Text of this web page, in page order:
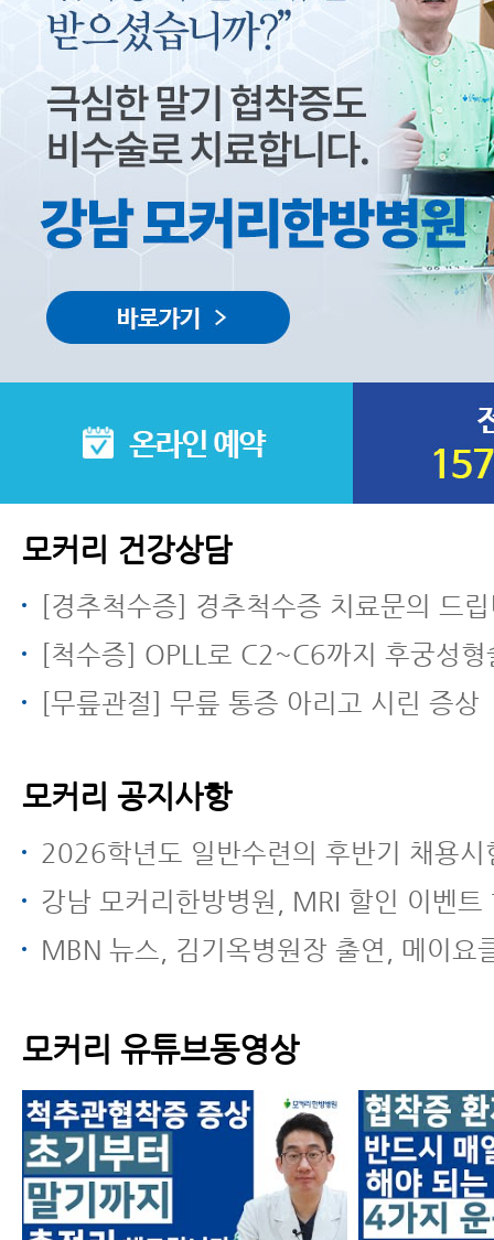
모커리 건강상담
[경추척수증] 경추척수증 치료문의 드
[척수증] OPLL로 C2~C6까지 후궁성
[무릎관절] 무릎 통증 아리고 시린 증상
모커리 공지사항
2026학년도 일반수련의 후반기 채용
강남 모커리한방병원, MRI 할인 이벤트
MBN 뉴스, 김기옥병원장 출연, 메이요클리닉과 모커리한방병원 전방
모커리 유튜브동영상